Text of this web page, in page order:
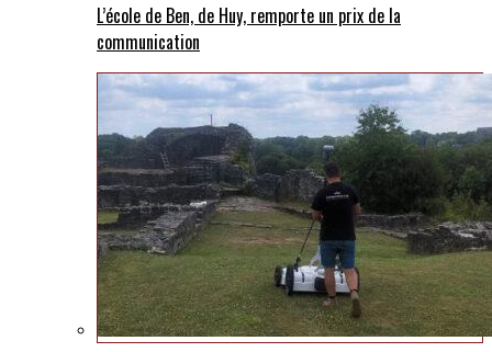
L’école de Ben, de Huy, remporte un prix de la
communication